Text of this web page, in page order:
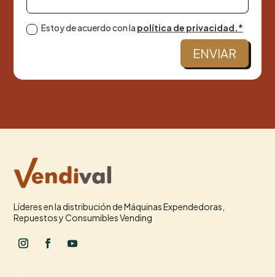
Estoy de acuerdo con la política de privacidad.*
ENVIAR
Líderes en la distribución de Máquinas Expendedoras,
Repuestos y Consumibles Vending